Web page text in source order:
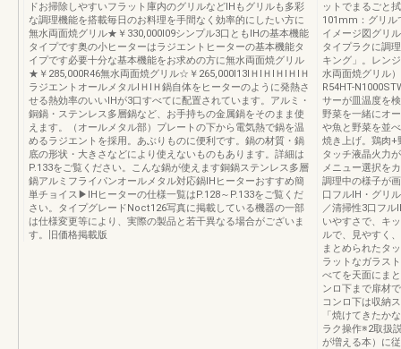
ドお掃除しやすいフラット庫内のグリルなどIHもグリルも多彩
な調理機能を搭載毎日のお料理を手間なく効率的にしたい方に
無水両面焼グリル★￥330,000I09シンプル3口ともIHの基本機能
タイプです奥の小ヒーターはラジエントヒーターの基本機能タ
イプです必要十分な基本機能をお求めの方に無水両面焼グリル
★￥285,000R46無水両面焼グリル☆￥265,000I13ⅠＨⅠＨⅠＨⅠＨⅠＨ
ラジエントオールメタルⅠＨⅠＨ鍋自体をヒーターのように発熱さ
せる熱効率のいいIHが3口すべてに配置されています。アルミ・
銅鍋・ステンレス多層鍋など、お手持ちの金属鍋をそのまま使
えます。（オールメタル部）プレートの下から電気熱で鍋を温
めるラジエントを採用。あぶりものに便利です。鍋の材質・鍋
底の形状・大きさなどにより使えないものもあります。詳細は
P.133をご覧ください。こんな鍋が使えます銅鍋ステンレス多層
鍋アルミフライパンオールメタル対応鍋IHヒーターおすすめ簡
単チョイス▶IHヒーターの仕様一覧はP.128～P.133をご覧くだ
さい。タイプグレードNoct126写真に掲載している機器の一部
は仕様変更等により、実際の製品と若干異なる場合がございま
す。旧価格掲載版
ットでまるごと
101mm：グリル
イメージ図グリ
タイプラクに調
キング」。レン
水両面焼グリル
R54HT-
サーが皿温度を
野菜を一緒にオ
や魚と野菜を並
焼き上げ。鶏肉+
タッチ液晶火力
メニュー選択を
調理中の様子が
口フルⅠH・グリ
／清掃性3口フル
いやすさで、キ
ルで、見やすく
まとめられたタ
ラットなガラス
べてを天面にま
ンロ下まで扉材
コンロ下は収納
「焼けてきたか
ラク操作※2取扱
が増える本）に